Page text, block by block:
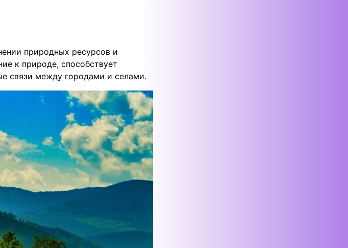
природных ресурсов и
к природе, способствует
связи между городами и селами.